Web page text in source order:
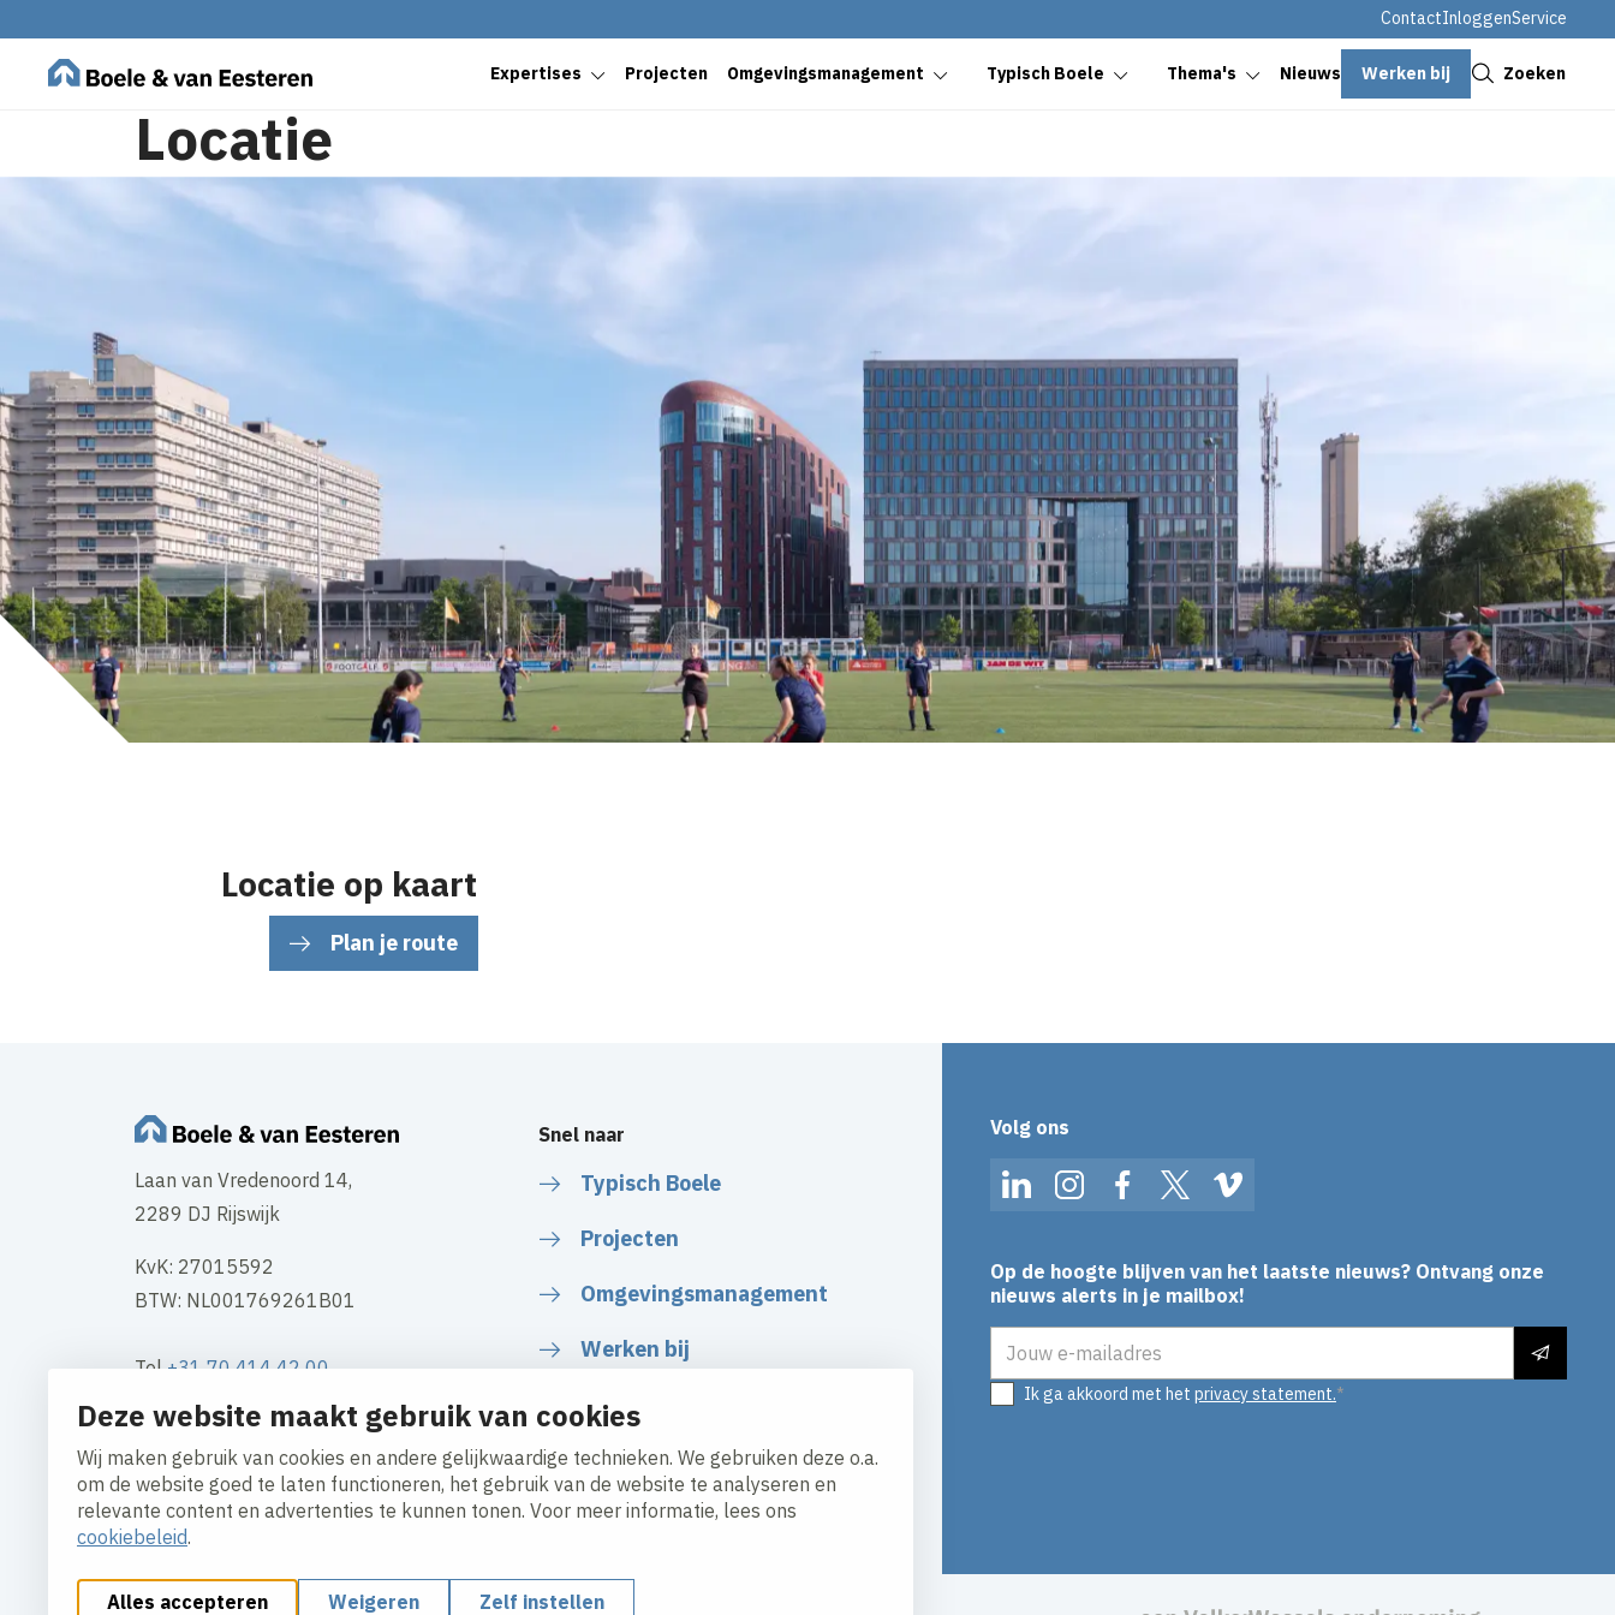
Deze website maakt gebruik van cookies
Wij maken gebruik van cookies en andere gelijkwaardige technieken. We gebruiken deze o.a.
om de website goed te laten functioneren, het gebruik van de website te analyseren en
relevante content en advertenties te kunnen tonen. Voor meer informatie, lees ons
cookiebeleid.
Alles accepteren Weigeren Zelf instellen
ContactInloggenService
Expertises Projecten Omgevingsmanagement Typisch Boele Thema's Nieuws Werken bij Zoeken
Locatie
Locatie op kaart
Plan je route
Laan van Vredenoord 14,
2289 DJ Rijswijk
KvK: 27015592
BTW: NL001769261B01
Tel+31 70 414 42 00
info@boele.nl
Contact
Snel naar
Typisch Boele
Projecten
Omgevingsmanagement
Werken bij
Plan uw route
Volg ons
LinkedInInstagramFacebookTwitterVimeo
Op de hoogte blijven van het laatste nieuws? Ontvang onze
nieuws alerts in je mailbox!
Ik ga akkoord met het privacy statement.
Sluiten